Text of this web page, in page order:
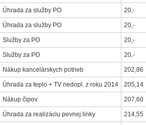
Úhrada za služby PO 20,-
Úhrada za služby PO 20,-
Služby za PO 20,-
Služby za PO 20,-
Nákup kancelárskych potrieb 202,86
Úhrada za teplo + TV nedopl. z roku 2014 205,14
Nákup čipov 207,60
Úhrada za realizáciu pevnej linky 214,55